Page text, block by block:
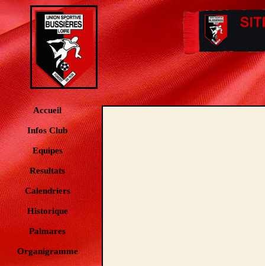
Accueil
Infos Club
Equipes
Resultats
Calendriers
Historique
Palmares
Organigramme